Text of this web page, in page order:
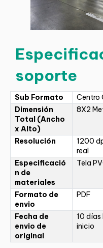
soporte
Sub Formato
Centro
Dimensión
Total (Ancho
x Alto)
8X2
Resolución
1200
real
Especificació
n de
materiales
Tela
Formato de
envio
PDF
Fecha de
envio de
original
10 días
inicio